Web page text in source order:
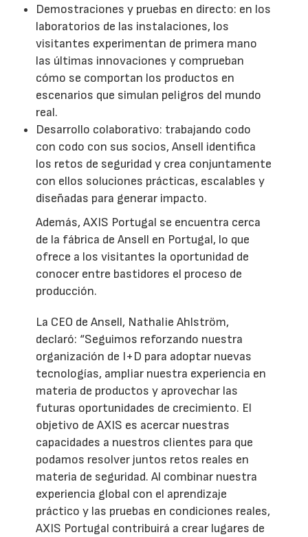
Demostraciones y pruebas en directo: en los
laboratorios de las instalaciones, los
visitantes experimentan de primera mano
las últimas innovaciones y comprueban
cómo se comportan los productos en
escenarios que simulan peligros del mundo
real.
Desarrollo colaborativo: trabajando codo
con codo con sus socios, Ansell identifica
los retos de seguridad y crea conjuntamente
con ellos soluciones prácticas, escalables y
diseñadas para generar impacto.
Además, AXIS Portugal se encuentra cerca
de la fábrica de Ansell en Portugal, lo que
ofrece a los visitantes la oportunidad de
conocer entre bastidores el proceso de
producción.
La CEO de Ansell, Nathalie Ahlström,
declaró: “Seguimos reforzando nuestra
organización de I+D para adoptar nuevas
tecnologías, ampliar nuestra experiencia en
materia de productos y aprovechar las
futuras oportunidades de crecimiento. El
objetivo de AXIS es acercar nuestras
capacidades a nuestros clientes para que
podamos resolver juntos retos reales en
materia de seguridad. Al combinar nuestra
experiencia global con el aprendizaje
práctico y las pruebas en condiciones reales,
AXIS Portugal contribuirá a crear lugares de